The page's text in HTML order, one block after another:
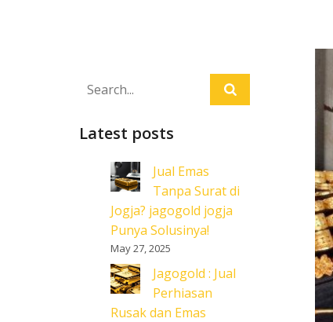
Latest posts
Jual Emas
Tanpa Surat di
Jogja? jagogold jogja
Punya Solusinya!
May 27, 2025
Jagogold : Jual
Perhiasan
Rusak dan Emas